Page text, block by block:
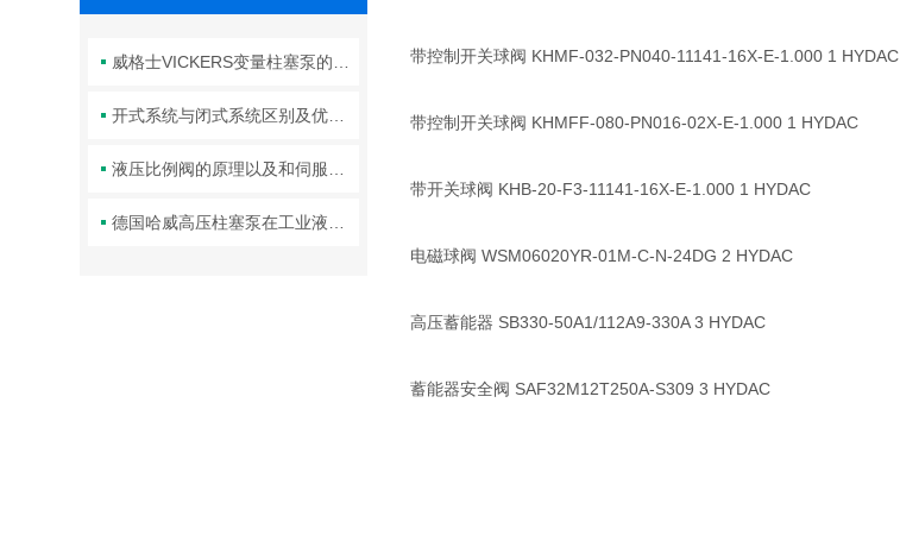
带控制开关球阀 KHMF-032-PN040-11141-16X-E-1.000 1 HYDAC
带控制开关球阀 KHMFF-080-PN016-02X-E-1.000 1 HYDAC
带开关球阀 KHB-20-F3-11141-16X-E-1.000 1 HYDAC
电磁球阀 WSM06020YR-01M-C-N-24DG 2 HYDAC
高压蓄能器 SB330-50A1/112A9-330A 3 HYDAC
蓄能器安全阀 SAF32M12T250A-S309 3 HYDAC